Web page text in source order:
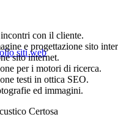
siti web
con il cliente.
e progettazione sito
sito internet.
per i motori di ricerca.
testi in ottica SEO.
ed immagini.
Certosa